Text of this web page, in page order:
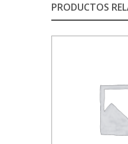
PRODUCTOS